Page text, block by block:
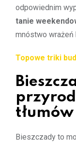
odpowiednim
tanie
mnóstwo wrażeń
Topowe triki
tłumów
Bieszczady to